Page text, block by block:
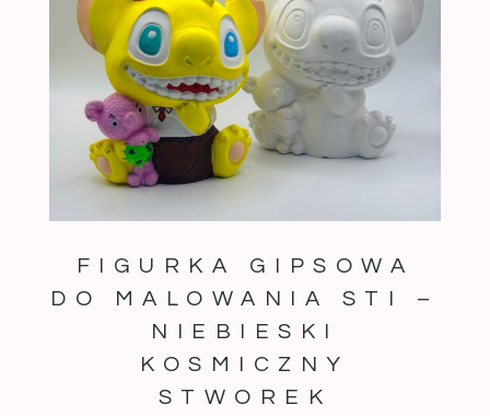
FIGURKA GIPSOWA
DO MALOWANIA STI –
NIEBIESKI
KOSMICZNY
STWOREK